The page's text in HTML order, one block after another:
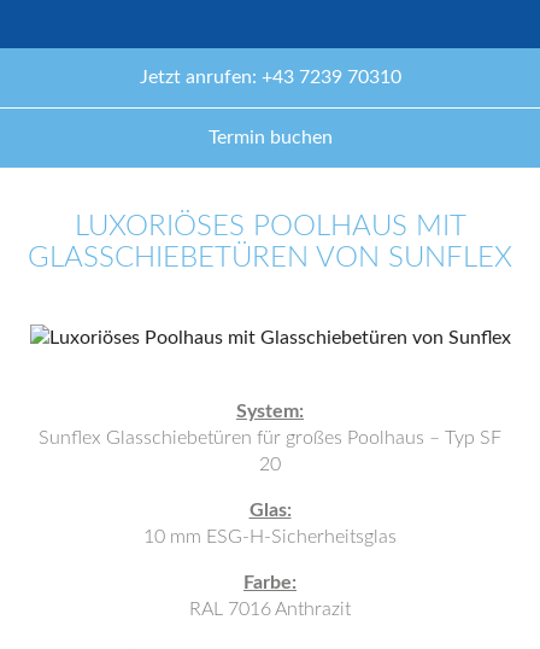
Jetzt anrufen: +43 7239 70310
Termin buchen
LUXORIÖSES POOLHAUS MIT
GLASSCHIEBETÜREN VON SUNFLEX
System:
Sunflex Glasschiebetüren für großes Poolhaus – Typ SF
20
Glas:
10 mm ESG-H-Sicherheitsglas
Farbe:
RAL 7016 Anthrazit